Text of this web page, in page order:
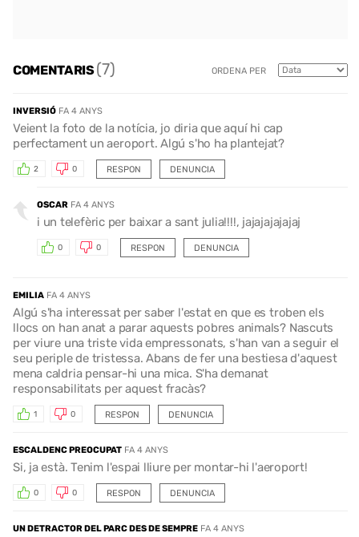
COMENTARIS(7) ORDENA PER
INVERSIÓ FA 4 ANYS
Veient la foto de la notícia, jo diria que aquí hi cap
perfectament un aeroport. Algú s'ho ha plantejat?
RESPON
2 0 DENUNCIA
OSCAR FA 4 ANYS
i un telefèric per baixar a sant julia!!!!, jajajajajajaj
RESPON
0 0 DENUNCIA
EMILIA FA 4 ANYS
Algú s'ha interessat per saber l'estat en que es troben els
llocs on han anat a parar aquests pobres animals? Nascuts
per viure una triste vida empressonats, s'han van a seguir el
seu periple de tristessa. Abans de fer una bestiesa d'aquest
mena caldria pensar-hi una mica. S'ha demanat
responsabilitats per aquest fracàs?
RESPON
1 0 DENUNCIA
ESCALDENC PREOCUPAT FA 4 ANYS
Si, ja està. Tenim l'espai lliure per montar-hi l'aeroport!
RESPON
0 0 DENUNCIA
UN DETRACTOR DEL PARC DES DE SEMPRE FA 4 ANYS